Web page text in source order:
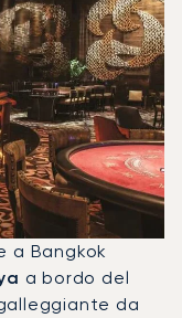
a Bangkok
a bordo del
da